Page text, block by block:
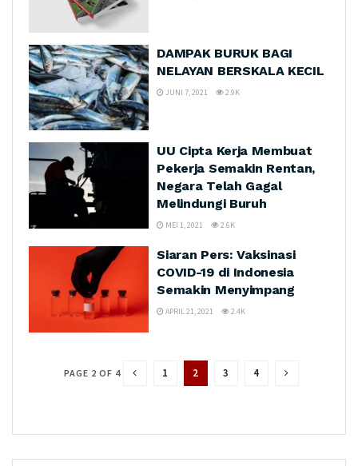
DAMPAK BURUK BAGI
NELAYAN BERSKALA KECIL
JUNI 7, 2021 2.9K
UU Cipta Kerja Membuat
Pekerja Semakin Rentan,
Negara Telah Gagal
Melindungi Buruh
MEI 1, 2021 2.6K
Siaran Pers: Vaksinasi
COVID-19 di Indonesia
Semakin Menyimpang
APRIL 21, 2021 2.4K
PAGE 2 OF 4 1 2 3 4